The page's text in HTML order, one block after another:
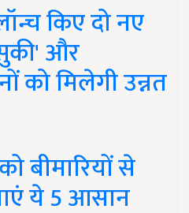
किए दो नए
और
को मिलेगी उन्नत
बीमारियों से
ये 5 आसान